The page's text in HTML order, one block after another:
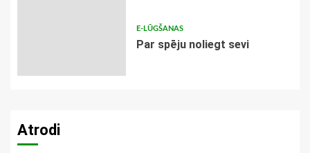
E-LŪGŠANAS
Par spēju noliegt sevi
Atrodi